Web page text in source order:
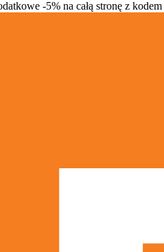
-5% na całą stronę z kodem